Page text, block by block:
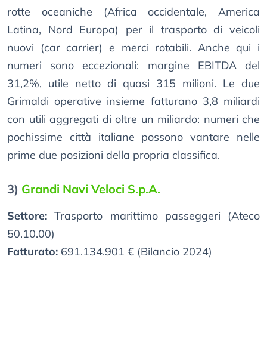
rotte oceaniche (Africa occidentale, America
Latina, Nord Europa) per il trasporto di veicoli
nuovi (car carrier) e merci rotabili. Anche qui i
numeri sono eccezionali: margine EBITDA del
31,2%, utile netto di quasi 315 milioni. Le due
Grimaldi operative insieme fatturano 3,8 miliardi
con utili aggregati di oltre un miliardo: numeri che
pochissime città italiane possono vantare nelle
prime due posizioni della propria classifica.
3) Grandi Navi Veloci S.p.A.
Settore: Trasporto marittimo passeggeri (Ateco
50.10.00)
Fatturato: 691.134.901 € (Bilancio 2024)